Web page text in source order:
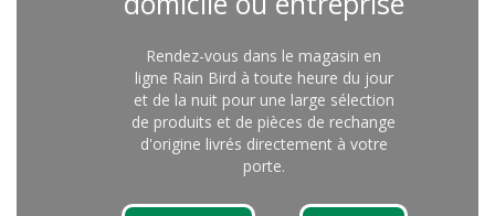
Rendez-vous dans le magasin en
ligne Rain Bird à toute heure du jour
et de la nuit pour une large sélection
de produits et de pièces de rechange
d'origine livrés directement à votre
porte.